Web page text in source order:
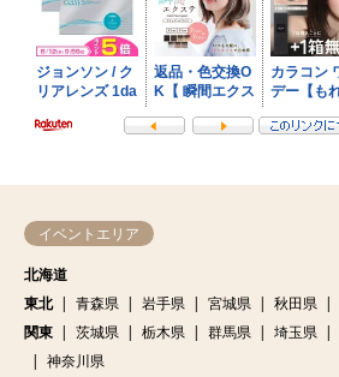
イベントエリア
北海道
東北
青森県 岩手県 宮城県 秋田県
関東
茨城県 栃木県 群馬県 埼玉県
神奈川県